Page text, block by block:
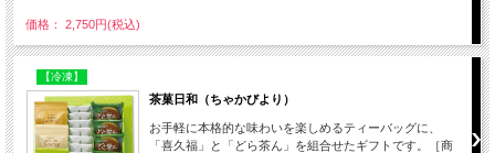
価格： 2,750円(税込)
【冷凍】
茶菓日和（ちゃかびより）
お手軽に本格的な味わいを楽しめるティーバッグに、
「喜久福」と「どら茶ん」を組合せたギフトです。［商